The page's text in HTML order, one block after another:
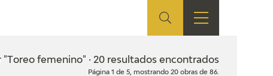
SHOP EDUCA
"Toreo femenino" · 20 resultados encontrados
Página 1 de 5, mostrando 20 obras de 86.